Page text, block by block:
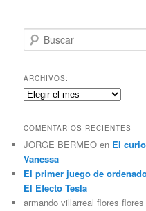
u
c
a
r
ARCHIVOS:
Archivos:
COMENTARIOS RECIENTES
JORGE BERMEO en El
Vanessa
El primer juego de
El Efecto Tesla
armando villarreal flores flores